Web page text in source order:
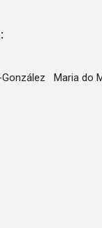
GonzálezMaria do